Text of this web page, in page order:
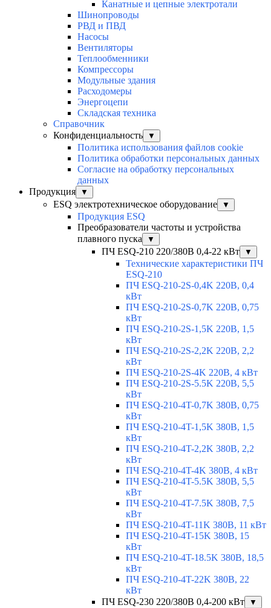
Канатные и цепные электротали
Шинопроводы
РВД и ПВД
Насосы
Вентиляторы
Теплообменники
Компрессоры
Модульные здания
Расходомеры
Энергоцепи
Складская техника
Справочник
Конфиденциальность
▼
Политика использования файлов cookie
Политика обработки персональных данных
Согласие на обработку персональных
данных
Продукция
▼
ESQ электротехническое оборудование ▼
Продукция ESQ
Преобразователи частоты и устройства
плавного пуска
▼
ПЧ ESQ-210 220/380В 0,4-22 кВт ▼
Технические характеристики ПЧ
ESQ-210
ПЧ ESQ-210-2S-0,4K 220В, 0,4
кВт
ПЧ ESQ-210-2S-0,7K 220В, 0,75
кВт
ПЧ ESQ-210-2S-1,5K 220В, 1,5
кВт
ПЧ ESQ-210-2S-2,2K 220В, 2,2
кВт
ПЧ ESQ-210-2S-4K 220В, 4 кВт
ПЧ ESQ-210-2S-5.5K 220В, 5,5
кВт
ПЧ ESQ-210-4T-0,7K 380В, 0,75
кВт
ПЧ ESQ-210-4T-1,5K 380В, 1,5
кВт
ПЧ ESQ-210-4T-2,2K 380В, 2,2
кВт
ПЧ ESQ-210-4T-4K 380В, 4 кВт
ПЧ ESQ-210-4T-5.5K 380В, 5,5
кВт
ПЧ ESQ-210-4T-7.5K 380В, 7,5
кВт
ПЧ ESQ-210-4T-11K 380В, 11 кВт
ПЧ ESQ-210-4T-15K 380В, 15
кВт
ПЧ ESQ-210-4T-18.5K 380В, 18,5
кВт
ПЧ ESQ-210-4T-22K 380В, 22
кВт
ПЧ ESQ-230 220/380В 0,4-200 кВт
▼